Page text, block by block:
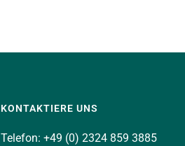
KONTAKTIERE UNS
Telefon: +49 (0) 2324 859 3885